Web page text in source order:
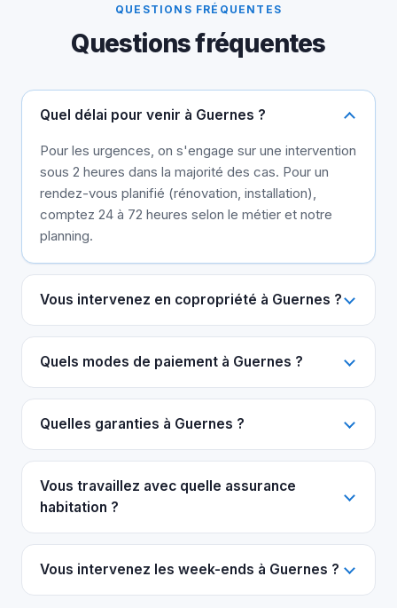
QUESTIONS FRÉQUENTES
Questions fréquentes
Quel délai pour venir à Guernes ?
Pour les urgences, on s'engage sur une intervention
sous 2 heures dans la majorité des cas. Pour un
rendez-vous planifié (rénovation, installation),
comptez 24 à 72 heures selon le métier et notre
planning.
Vous intervenez en copropriété à Guernes ?
Quels modes de paiement à Guernes ?
Quelles garanties à Guernes ?
Vous travaillez avec quelle assurance
habitation ?
Vous intervenez les week-ends à Guernes ?